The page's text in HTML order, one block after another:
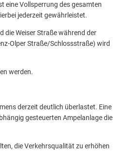
eine Vollsperrung des gesamten
jederzeit gewährleistet.
die Weiser Straße während der
Olper Straße/Schlossstraße) wird
werden.
derzeit deutlich überlastet. Eine
gesteuerten Ampelanlage die
die Verkehrsqualität zu erhöhen